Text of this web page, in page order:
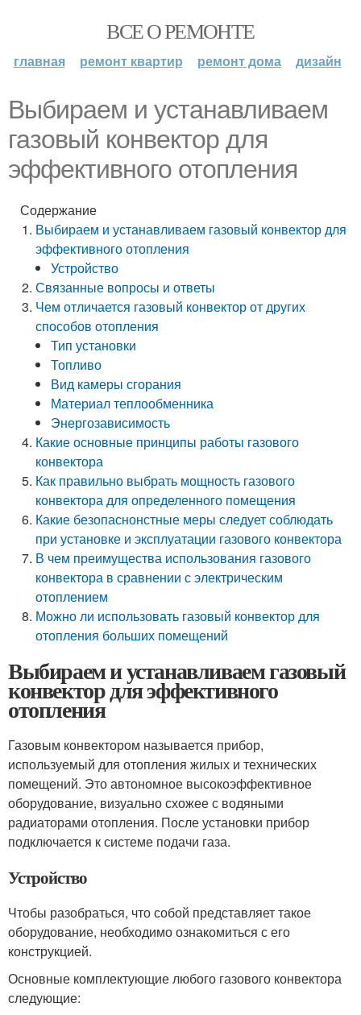
ВСЕ О РЕМОНТЕ
главная ремонт квартир ремонт дома дизайн
Выбираем и устанавливаем
газовый конвектор для
эффективного отопления
Содержание
Выбираем и устанавливаем газовый конвектор для
эффективного отопления
Устройство
Связанные вопросы и ответы
Чем отличается газовый конвектор от других
способов отопления
Тип установки
Топливо
Вид камеры сгорания
Материал теплообменника
Энергозависимость
Какие основные принципы работы газового
конвектора
Как правильно выбрать мощность газового
конвектора для определенного помещения
Какие безопаснонстные меры следует соблюдать
при установке и эксплуатации газового конвектора
В чем преимущества использования газового
конвектора в сравнении с электрическим
отоплением
Можно ли использовать газовый конвектор для
отопления больших помещений
Выбираем и устанавливаем газовый
конвектор для эффективного
отопления
Газовым конвектором называется прибор,
используемый для отопления жилых и технических
помещений. Это автономное высокоэффективное
оборудование, визуально схожее с водяными
радиаторами отопления. После установки прибор
подключается к системе подачи газа.
Устройство
Чтобы разобраться, что собой представляет такое
оборудование, необходимо ознакомиться с его
конструкцией.
Основные комплектующие любого газового конвектора
следующие: